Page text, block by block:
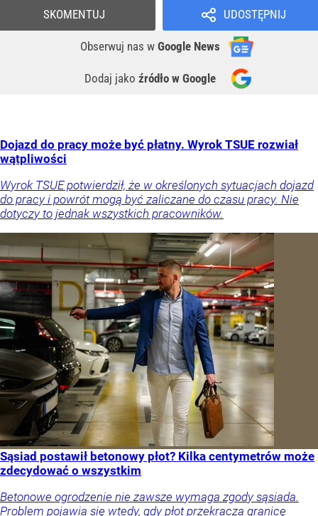
UDOSTĘPNIJ
Obserwuj nas w Google News
Dodaj jako źródło w Google
SKOMENTUJ
Dojazd do pracy może być płatny. Wyrok TSUE rozwiał
wątpliwości
Wyrok TSUE potwierdził, że w określonych sytuacjach dojazd
do pracy i powrót mogą być zaliczane do czasu pracy. Nie
dotyczy to jednak wszystkich pracowników.
Sąsiad postawił betonowy płot? Kilka centymetrów może
zdecydować o wszystkim
Betonowe ogrodzenie nie zawsze wymaga zgody sąsiada.
Problem pojawia się wtedy, gdy płot przekracza granicę